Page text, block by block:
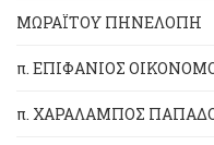
ΜΩΡΑΪΤΟΥ ΠΗΝΕΛΟΠΗ
π. ΕΠΙΦΑΝΙΟΣ
π. ΧΑΡΑΛΑΜΠΟΣ